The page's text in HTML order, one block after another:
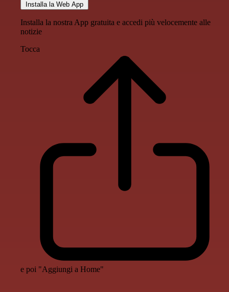
Installa la Web App
Installa la nostra App gratuita e accedi più velocemente alle
notizie
Tocca
e poi "Aggiungi a Home"